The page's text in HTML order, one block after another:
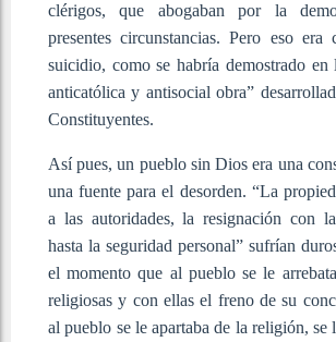
clérigos, que abogaban por la
presentes circunstancias. Pero eso era
suicidio, como se habría demostrado en
anticatólica y antisocial obra”
Constituyentes.
Así pues, un pueblo sin Dios era una
una fuente para el desorden. “La
a las autoridades, la resignación con
hasta la seguridad personal” sufrían
el momento que al pueblo se le
religiosas y con ellas el freno de su
al pueblo se le apartaba de la religión, se